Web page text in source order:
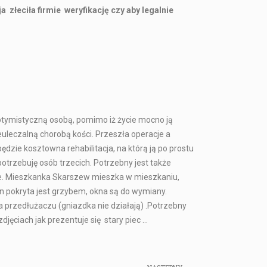
złeciła firmie weryfikację czy aby legalnie
osobą, pomimo iż życie mocno ją
chorobą kości. Przeszła operacje a
kosztowna rehabilitacja, na którą ją po prostu
osób trzecich. Potrzebny jest także
Mieszkanka Skarszew mieszka w mieszkaniu,
pokryta jest grzybem, okna są do wymiany.
(gniazdka nie działają) .Potrzebny
jak prezentuje się stary piec …